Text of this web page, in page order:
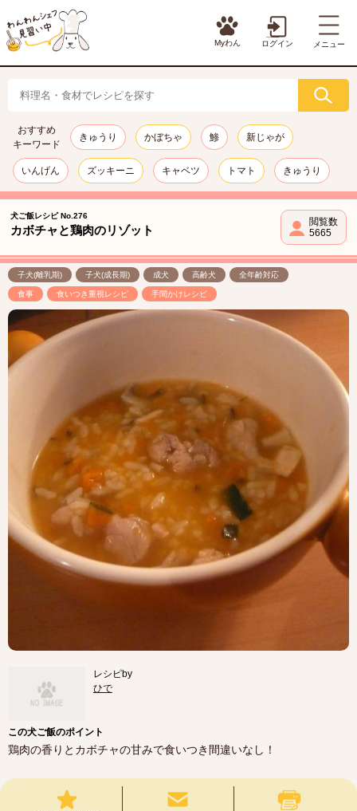
Myわん ログイン メニュー
おすすめ
キーワード
きゅうり かぼちゃ 鯵 新じゃが
いんげん ズッキーニ キャベツ トマト きゅうり
犬ご飯レシピ No.276
カボチャと鶏肉のリゾット
閲覧数
5665
子犬(離乳期) 子犬(成長期) 成犬 高齢犬 全年齢対応
食事 食いつき重視レシピ 手間かけレシピ
レシピby
ひで
この犬ご飯のポイント
鶏肉の香りとカボチャの甘みで食いつき間違いなし！